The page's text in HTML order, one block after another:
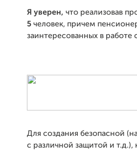
Я уверен, что реализовав
5 человек, причем
заинтересованных в работе
Для создания безопасной
с различной защитой и